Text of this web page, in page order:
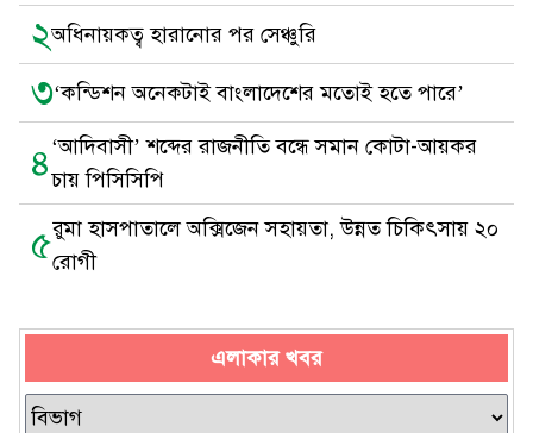
২অধিনায়কত্ব হারানোর পর সেঞ্চুরি
৩‘কন্ডিশন অনেকটাই বাংলাদেশের মতোই হতে পারে’
৪‘আদিবাসী’ শব্দের রাজনীতি বন্ধে সমান কোটা-আয়কর
চায় পিসিসিপি
৫রুমা হাসপাতালে অক্সিজেন সহায়তা, উন্নত চিকিৎসায় ২০
রোগী
এলাকার খবর